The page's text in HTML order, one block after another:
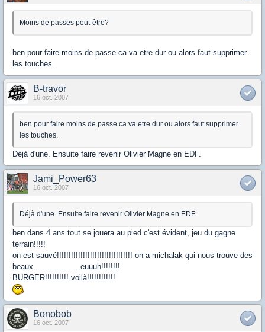
Moins de passes peut-être?
ben pour faire moins de passe ca va etre dur ou alors faut supprimer
les touches.
B-travor
16 oct. 2007
ben pour faire moins de passe ca va etre dur ou alors faut supprimer
les touches.
Déjà d'une. Ensuite faire revenir Olivier Magne en EDF.
Jami_Power63
16 oct. 2007
Déjà d'une. Ensuite faire revenir Olivier Magne en EDF.
ben dans 4 ans tout se jouera au pied c'est évident, jeu du gagne
terrain!!!!!
on est sauvé!!!!!!!!!!!!!!!!!!!!!!!!!!!!!!!! on a michalak qui nous trouve des
beaux .................. euuuh!!!!!!!!
BURGER!!!!!!!!!! voilà!!!!!!!!!!!!
Bonobob
16 oct. 2007